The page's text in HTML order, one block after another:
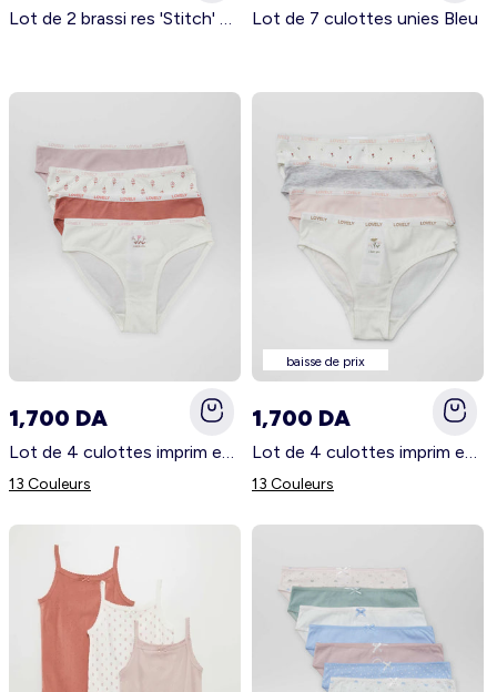
Lot de 2 brassi res 'Stitch' Bleu Lot de 7 culottes unies Bleu
1,700 DA
13 Couleurs
baisse de prix
1,700 DA
13 Couleurs